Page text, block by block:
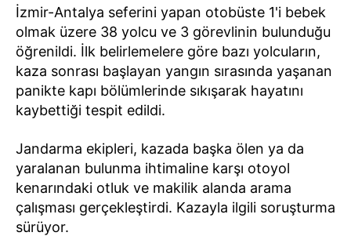
İzmir-Antalya seferini yapan otobüste 1'i bebek
olmak üzere 38 yolcu ve 3 görevlinin bulunduğu
öğrenildi. İlk belirlemelere göre bazı yolcuların,
kaza sonrası başlayan yangın sırasında yaşanan
panikte kapı bölümlerinde sıkışarak hayatını
kaybettiği tespit edildi.
Jandarma ekipleri, kazada başka ölen ya da
yaralanan bulunma ihtimaline karşı otoyol
kenarındaki otluk ve makilik alanda arama
çalışması gerçekleştirdi. Kazayla ilgili soruşturma
sürüyor.